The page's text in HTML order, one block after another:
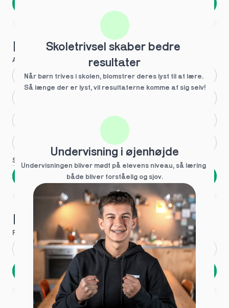
Spring over
1 ud af 9 for at finde den rette tutor
Hvilke behov?
Anbefalet til dig
Fagligt boost
Se flere
Næste
Spring over
1 ud af 9 for at finde den rette tutor
Hvad hedder du?
Fornavn Efternavn*
Næste
Opbevares sikkert - oplysninger deles aldrig
1 ud af 9 for at finde den rette tutor
Skoletrivsel skaber bedre
resultater
Når børn trives i skolen, blomstrer deres lyst til at lære.
Så længe der er lyst, vil resultaterne komme af sig selv!
Undervisning i øjenhøjde
Undervisningen bliver mødt på elevens niveau, så læring
både bliver forståelig og sjov.